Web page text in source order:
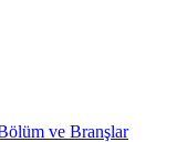
ve Branşlar